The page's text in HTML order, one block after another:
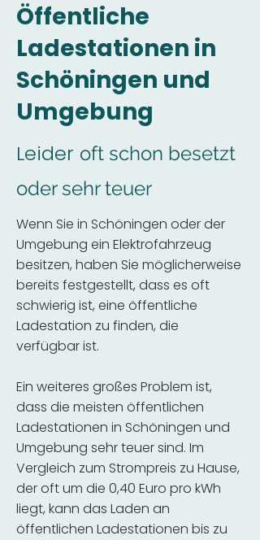
Öffentliche
Ladestationen in
Schöningen und
Umgebung
Leider oft schon besetzt
oder sehr teuer
Wenn Sie in Schöningen oder der
Umgebung ein Elektrofahrzeug
besitzen, haben Sie möglicherweise
bereits festgestellt, dass es oft
schwierig ist, eine öffentliche
Ladestation zu finden, die
verfügbar ist.
Ein weiteres großes Problem ist,
dass die meisten öffentlichen
Ladestationen in Schöningen und
Umgebung sehr teuer sind. Im
Vergleich zum Strompreis zu Hause,
der oft um die 0,40 Euro pro kWh
liegt, kann das Laden an
öffentlichen Ladestationen bis zu